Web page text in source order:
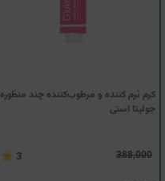
کرم نرم کننده و مرطوب‌کننده چند منظوره
جولیتا استی
388,000
3